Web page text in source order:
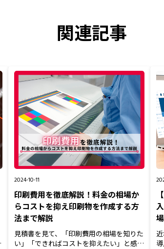
関連記事
2024-10-11
印刷費用を徹底解説！料金の相場か
らコストを抑え印刷物を作成する方
法まで解説
見積書を見て、「印刷費用の相場を知りた
い」「できればコストを抑えたい」と感じ